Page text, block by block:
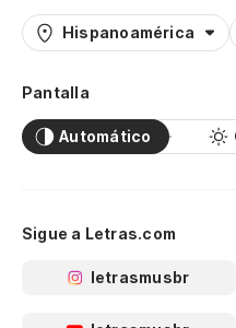
Hispanoamérica
Pantalla
Automático
Sigue a Letras.com
letrasmusbr